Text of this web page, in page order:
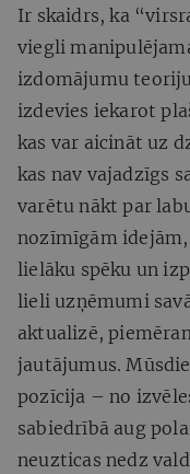
Ir skaidrs, ka
viegli
izdomājumu
izdevies iekarot
kas var aicināt uz
kas nav vajadzīgs
varētu nākt par
nozīmīgām
lielāku spēku un
lieli uzņēmumi
aktualizē,
jautājumus.
pozīcija – no
sabiedrībā aug
neuzticas nedz